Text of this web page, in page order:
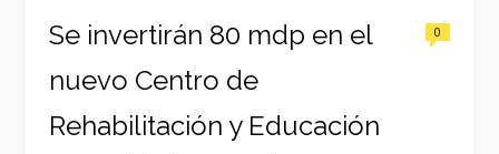
Se invertirán 80 mdp en el
nuevo Centro de
Rehabilitación y Educación
0